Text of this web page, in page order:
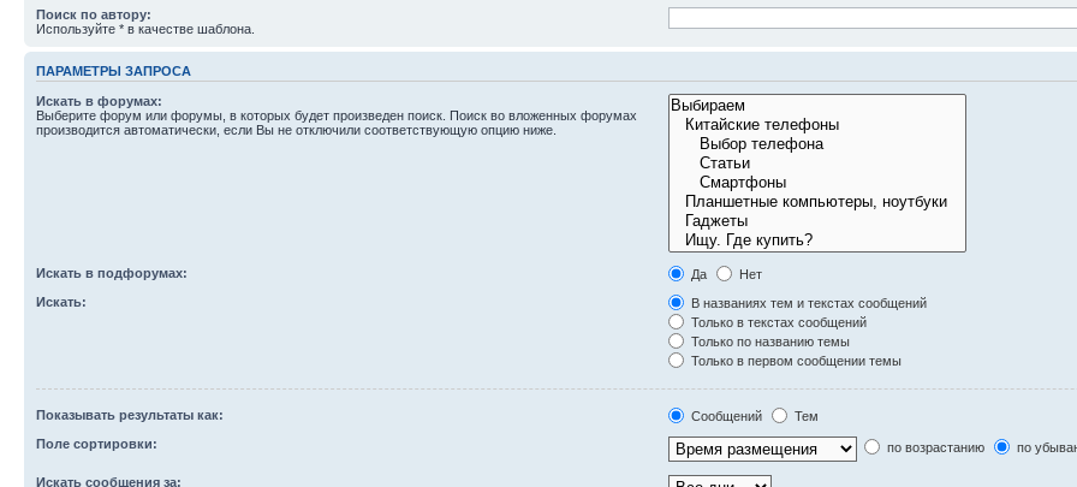
Поиск по автору:
Используйте * в качестве шаблона.
ПАРАМЕТРЫ ЗАПРОСА
Искать в форумах:
Выберите форум или форумы, в которых будет произведен поиск. Поиск во вложенных форумах
производится автоматически, если Вы не отключили соответствующую опцию ниже.
Искать в подфорумах: Да
Нет
Искать:
В названиях тем и текстах сообщений
Только в текстах сообщений
Только по названию темы
Только в первом сообщении темы
Показывать результаты как: Сообщений
Тем
Поле сортировки:
по возрастанию по
Искать сообщения за: